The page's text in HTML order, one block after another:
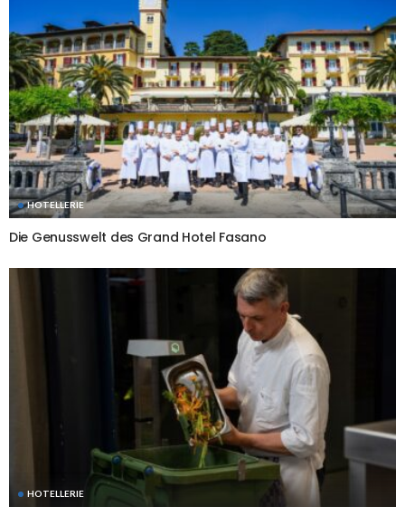
HOTELLERIE
Die Genusswelt des Grand Hotel Fasano
HOTELLERIE